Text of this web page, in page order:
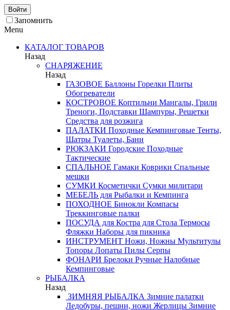
Войти
Запомнить
Menu
КАТАЛОГ ТОВАРОВ
Назад
СНАРЯЖЕНИЕ
Назад
ГАЗОВОЕ Баллоны Горелки Плиты
Обогреватели
КОСТРОВОЕ Коптильни Мангалы, Грили
Треноги, Подставки Шампуры, Решетки
Средства для розжига
ПАЛАТКИ Походные Кемпинговые Тенты,
Шатры Туалеты, Бани
РЮКЗАКИ Городские Походные
Тактические
СПАЛЬНОЕ Гамаки Коврики Спальные
мешки
СУМКИ Косметички Сумки милитари
МЕБЕЛЬ для Рыбалки и Кемпинга
ПОХОДНОЕ Бинокли Компасы
Треккинговые палки
ПОСУДА для Костра для Стола Термосы
Фляжки Наборы для пикника
ИНСТРУМЕНТ Ножи, Ножны Мультитулы
Топоры Лопаты Пилы Серпы
ФОНАРИ Брелоки Ручные Налобные
Кемпинговые
РЫБАЛКА
Назад
ЗИМНЯЯ РЫБАЛКА Зимние палатки
Ледобуры, пешни, ножи Жерлицы Зимние